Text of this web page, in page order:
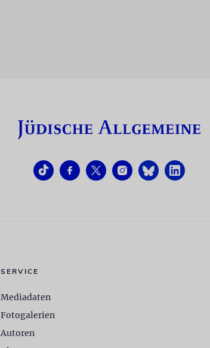
SERVICE
Mediadaten
Fotogalerien
Autoren